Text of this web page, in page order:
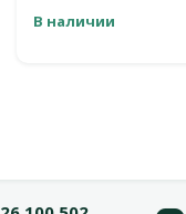
В наличии